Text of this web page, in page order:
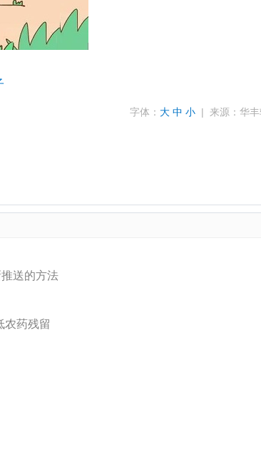
字体： 大 中 小 | 来源：华丰
送的方法
农药残留